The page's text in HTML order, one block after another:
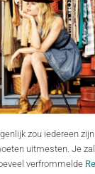
zou iedereen
uitmesten. Je
verfrommelde